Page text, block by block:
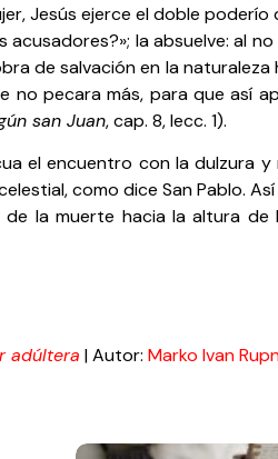
Jesús ejerce el doble
acusadores?»; la absuelve: al
de salvación en la
no pecara más, para que así
san Juan, cap. 8, lecc. 1).
el encuentro con la dulzura
como dice San Pablo.
la muerte hacia la altura
adúltera | Autor: Marko Ivan